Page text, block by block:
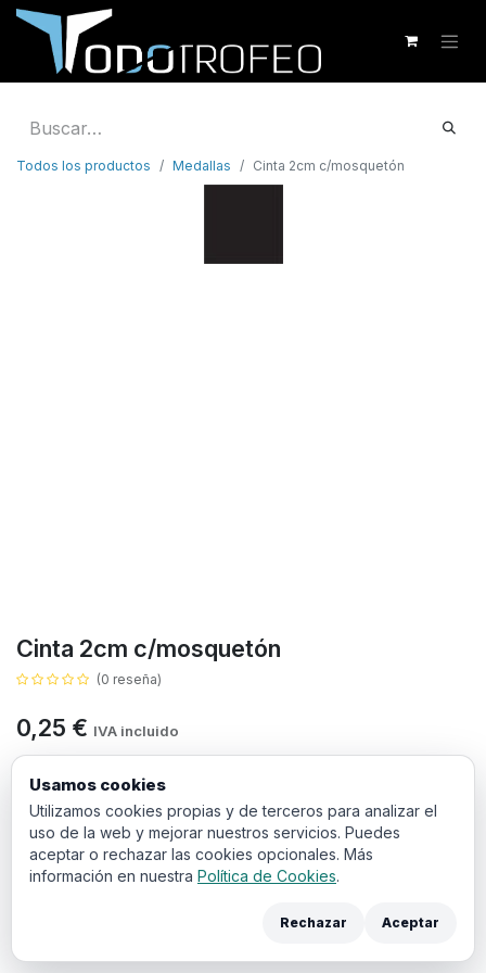
Todos los productos Medallas Cinta 2cm c/mosquetón
Cinta 2cm c/mosquetón
(0 reseña)
0,25 € IVA incluido
COLOR
Negro Rojo Azul Amarillo naranja
Verde Oro Plata Cobre
Olímpica
Usamos cookies
Utilizamos cookies propias y de terceros para analizar el
uso de la web y mejorar nuestros servicios. Puedes
aceptar o rechazar las cookies opcionales. Más
información en nuestra Política de Cookies.
Rechazar Aceptar